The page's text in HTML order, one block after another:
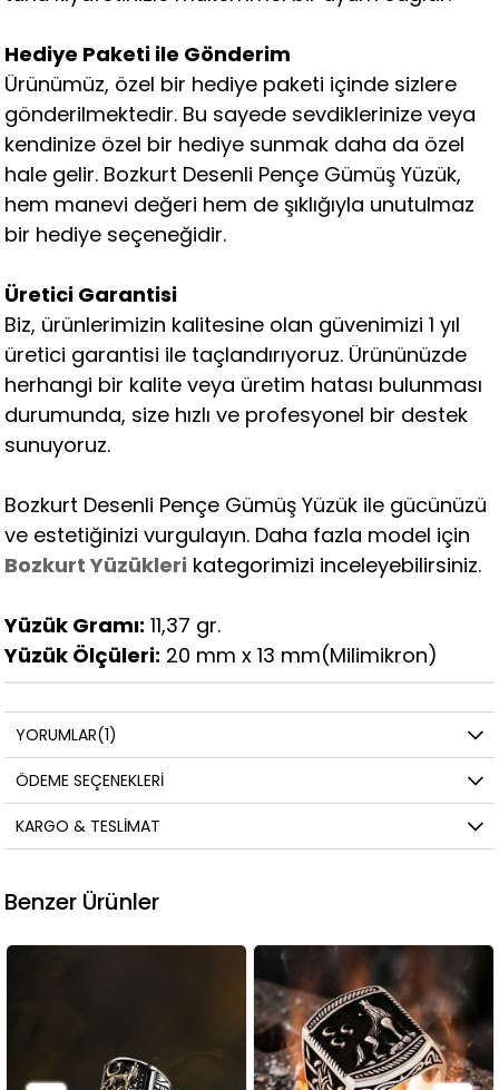
Hediye Paketi ile Gönderim
Ürünümüz, özel bir hediye paketi içinde sizlere
gönderilmektedir. Bu sayede sevdiklerinize veya
kendinize özel bir hediye sunmak daha da özel
hale gelir. Bozkurt Desenli Pençe Gümüş Yüzük,
hem manevi değeri hem de şıklığıyla unutulmaz
bir hediye seçeneğidir.
Üretici Garantisi
Biz, ürünlerimizin kalitesine olan güvenimizi 1 yıl
üretici garantisi ile taçlandırıyoruz. Ürününüzde
herhangi bir kalite veya üretim hatası bulunması
durumunda, size hızlı ve profesyonel bir destek
sunuyoruz.
Bozkurt Desenli Pençe Gümüş Yüzük ile gücünüzü
ve estetiğinizi vurgulayın. Daha fazla model için
Bozkurt Yüzükleri kategorimizi inceleyebilirsiniz.
Yüzük Gramı: 11,37 gr.
Yüzük Ölçüleri: 20 mm x 13 mm(Milimikron)
YORUMLAR(1)
ÖDEME SEÇENEKLERI
KARGO & TESLIMAT
Benzer Ürünler